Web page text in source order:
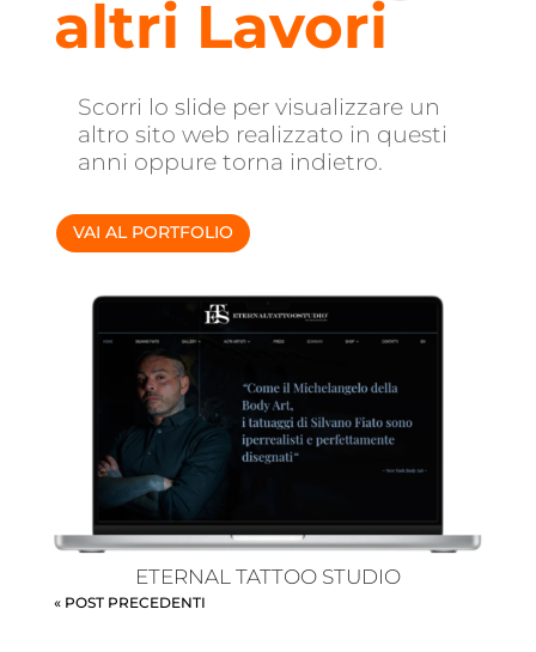
altri Lavori
Scorri lo slide per visualizzare un
altro sito web realizzato in questi
anni oppure torna indietro.
VAI AL PORTFOLIO
ETERNAL TATTOO STUDIO
« POST PRECEDENTI